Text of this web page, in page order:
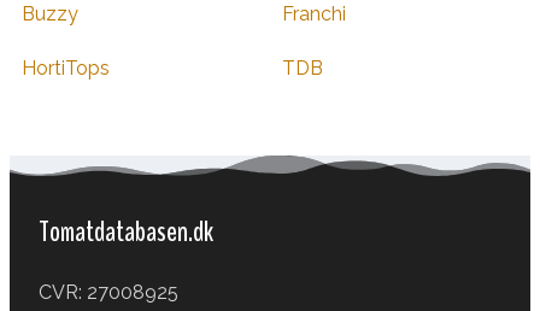
Buzzy Franchi
HortiTops TDB
Tomatdatabasen.dk
CVR: 27008925